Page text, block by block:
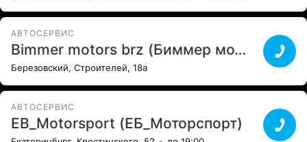
АВТОСЕРВИС
Bimmer motors brz (Биммер моторс брз)
Березовский, Строителей, 18а
АВТОСЕРВИС
EB_Motorsport (ЕБ_Моторспорт)